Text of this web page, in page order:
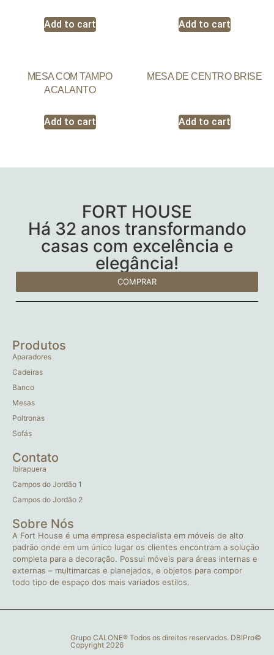
Add to cart Add to cart
MESA COM TAMPO
ACALANTO
Add to cart
MESA DE CENTRO BRISE
Add to cart
FORT HOUSE
Há 32 anos transformando
casas com excelência e
elegância!
COMPRAR
Produtos
Aparadores
Cadeiras
Banco
Mesas
Poltronas
Sofás
Contato
Ibirapuera
Campos do Jordão 1
Campos do Jordão 2
Sobre Nós
A Fort House é uma empresa especialista em móveis de alto
padrão onde em um único lugar os clientes encontram a solução
completa para a decoração. Possui móveis para áreas internas e
externas – multimarcas e planejados, e objetos para compor
todo tipo de espaço dos mais variados estilos.
Grupo CALONE® Todos os direitos reservados. DBIPro©
Copyright 2026